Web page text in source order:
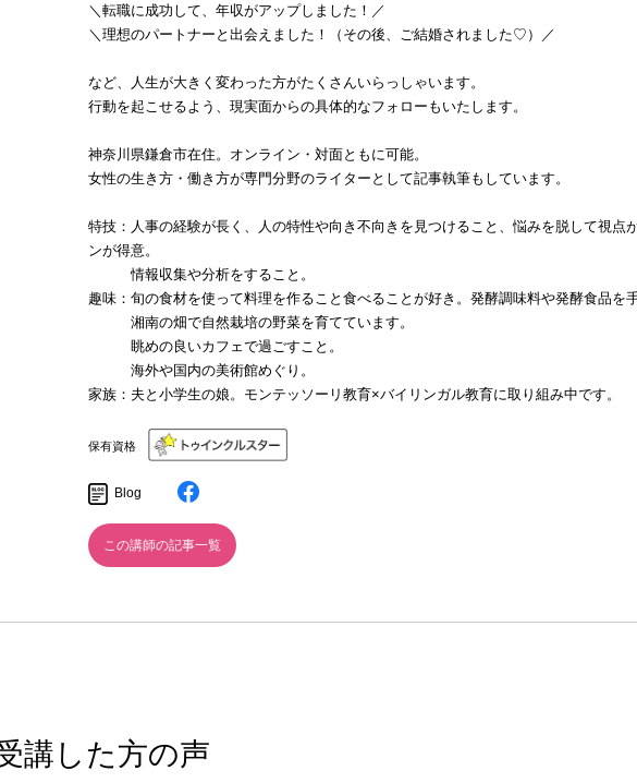
＼転職に成功して、年収がアップしました！／
＼理想のパートナーと出会えました！（その後、ご結婚されました♡）／
など、人生が大きく変わった方がたくさんいらっしゃいます。
行動を起こせるよう、現実面からの具体的なフォローもいたします。
神奈川県鎌倉市在住。オンライン・対面ともに可能。
女性の生き方・働き方が専門分野のライターとして記事執筆もしています。
特技：人事の経験が長く、人の特性や向き不向きを見つけること、悩みを脱して視点
ンが得意。
情報収集や分析をすること。
趣味：旬の食材を使って料理を作ること食べることが好き。発酵調味料や発酵食品を
湘南の畑で自然栽培の野菜を育てています。
眺めの良いカフェで過ごすこと。
海外や国内の美術館めぐり。
家族：夫と小学生の娘。モンテッソーリ教育×バイリンガル教育に取り組み中です。
保有資格
Blog
この講師の記事一覧
講した方の声